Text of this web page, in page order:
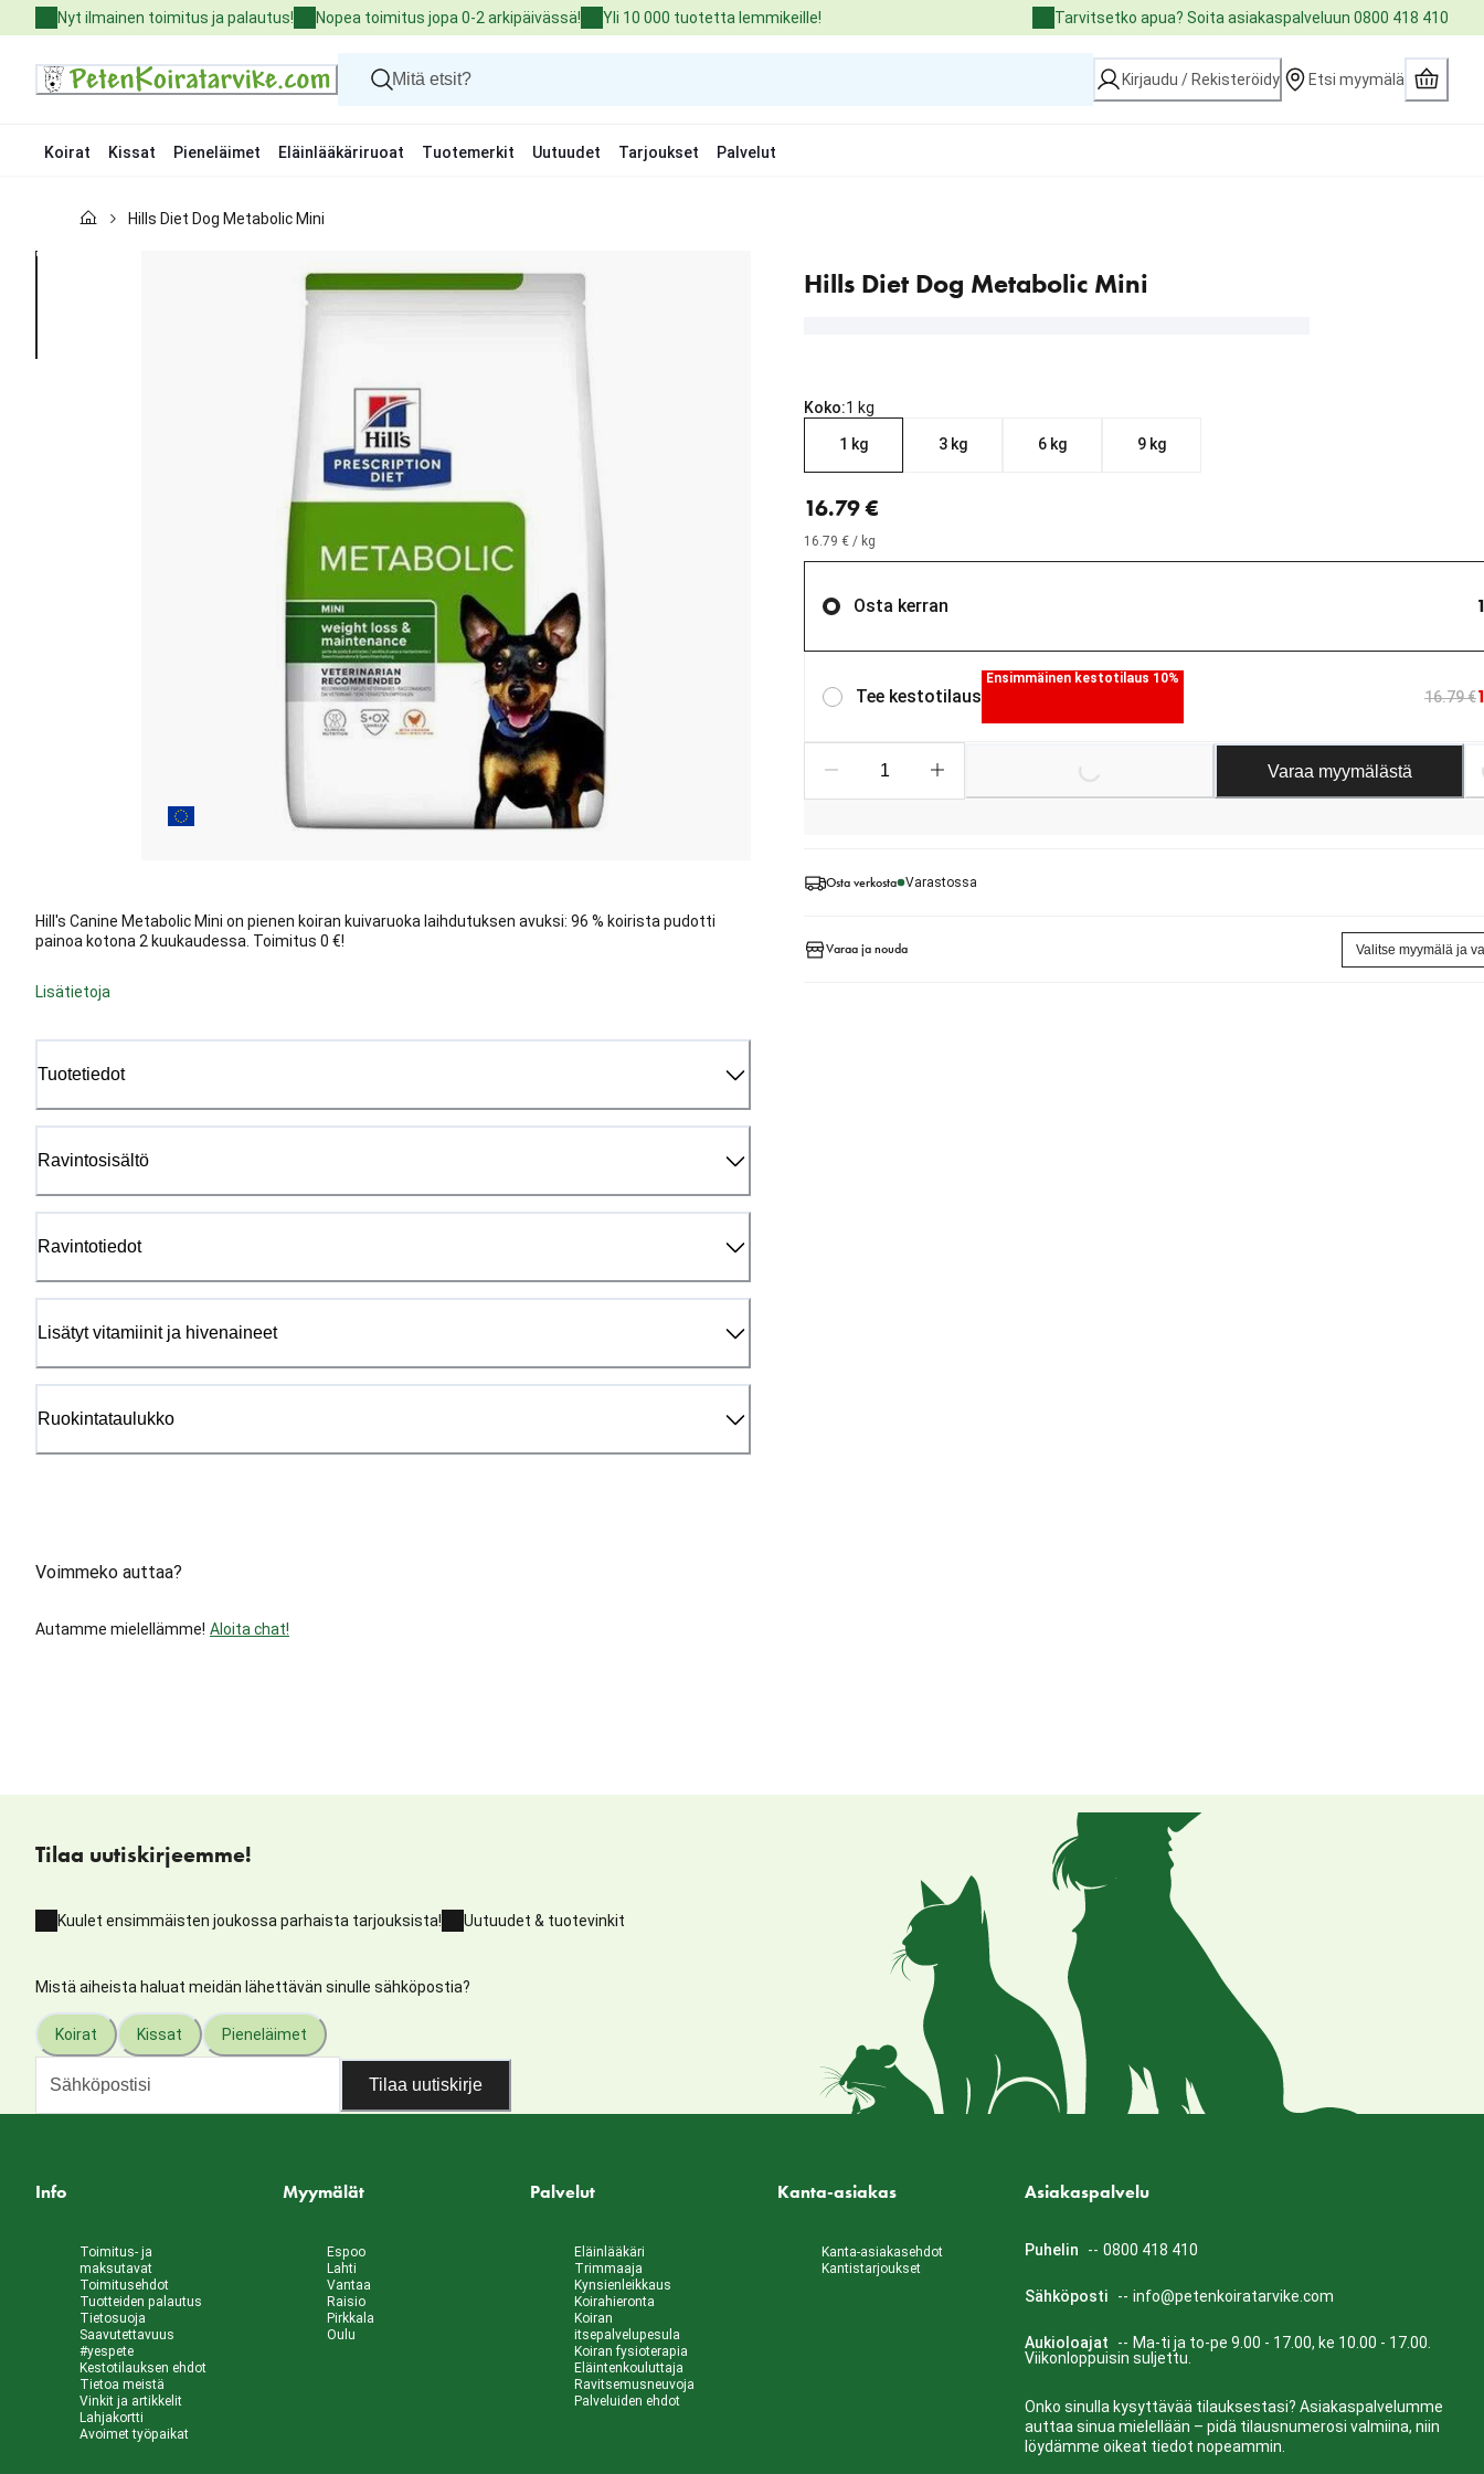
to
Nyt ilmainen toimitus ja palautus! Nopea toimitus jopa 0-2 arkipäivässä! Yli 10 000 tuotetta lemmikeille! Tarvitsetko apua? Soita asiakaspalveluun 0800 418 410
Kirjaudu / Rekisteröidy Etsi myymälä
Koirat Kissat Pieneläimet Eläinlääkäriruoat Tuotemerkit Uutuudet Tarjoukset Palvelut
Kissat
Hills Diet Dog Metabolic Mini
Hills Diet Dog Metabolic Mini
Hill's Canine Metabolic Mini on pienen koiran kuivaruoka laihdutuksen avuksi: 96 % koirista pudotti
painoa kotona 2 kuukaudessa. Toimitus 0 €!
Lisätietoja
Tuotetiedot
Ravintosisältö
Ravintotiedot
Lisätyt vitamiinit ja hivenaineet
Ruokintataulukko
Voimmeko auttaa?
Autamme mielellämme! Aloita chat!
Koko:1 kg
1 kg 3 kg 6 kg 9 kg
16.79 €
16.79 € / kg
Osta kerran
Tee kestotilaus
Ensimmäinen kestotilaus 10%
16.79 €
Loading... Varaa myymälästä
Osta verkosta Varastossa
Varaa ja nouda Valitse myymälä ja
Tilaa uutiskirjeemme!
Kuulet ensimmäisten joukossa parhaista tarjouksista! Uutuudet & tuotevinkit
Mistä aiheista haluat meidän lähettävän sinulle sähköpostia?
Koirat Kissat Pieneläimet
Tilaa uutiskirje
Info
Toimitus- ja
maksutavat
Toimitusehdot
Tuotteiden palautus
Tietosuoja
Saavutettavuus
#yespete
Kestotilauksen ehdot
Tietoa meistä
Vinkit ja artikkelit
Lahjakortti
Avoimet työpaikat
Myymälät
Espoo
Lahti
Vantaa
Raisio
Pirkkala
Oulu
Palvelut
Eläinlääkäri
Trimmaaja
Kynsienleikkaus
Koirahieronta
Koiran
itsepalvelupesula
Koiran fysioterapia
Eläintenkouluttaja
Ravitsemusneuvoja
Palveluiden ehdot
Kanta-asiakas
Kanta-asiakasehdot
Kantistarjoukset
Asiakaspalvelu
Puhelin -- 0800 418 410
Sähköposti -- info@petenkoiratarvike.com
Aukioloajat -- Ma-ti ja to-pe 9.00 - 17.00, ke 10.00 - 17.00.
Viikonloppuisin suljettu.
Onko sinulla kysyttävää tilauksestasi? Asiakaspalvelumme
auttaa sinua mielellään – pidä tilausnumerosi valmiina, niin
löydämme oikeat tiedot nopeammin.